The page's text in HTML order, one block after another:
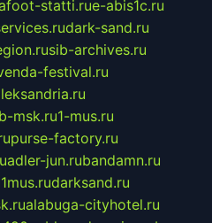
statti.rue-abis1c.ru
dark-sand.ru
sib-archives.ru
festival.ru
msk.ru1-mus.ru
purse-factory.ru
adler-jun.rubandamn.ru
1mus.rudarksand.ru
alabuga-cityhotel.ru